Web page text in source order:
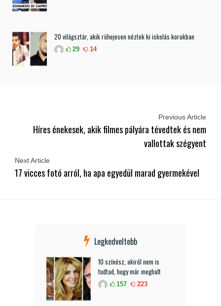
20 világsztár, akik röhejesen néztek ki iskolás korukban
29 14
Previous Article
Híres énekesek, akik filmes pályára tévedtek és nem
vallottak szégyent
Next Article
17 vicces fotó arról, ha apa egyedül marad gyermekével
Legkedveltebb
10 színész, akiről nem is
tudtad, hogy már meghalt
157 223